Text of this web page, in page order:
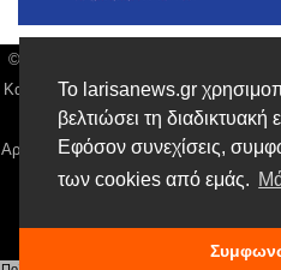
Το larisanews.gr
βελτιώσει τη διαδικτυακή
Εφόσον συνεχίσεις,
των cookies από εμάς.
© Larisa News | Διακριτικός
Καρδίτσας, Υπο/μα Λάρισας, Δ/νση:
2410 259100, email:
Αρ. Γεμή: 018804431000, Νόμιμος
Παναγιώτης Φιλίππου,
Δικαιούχος domain